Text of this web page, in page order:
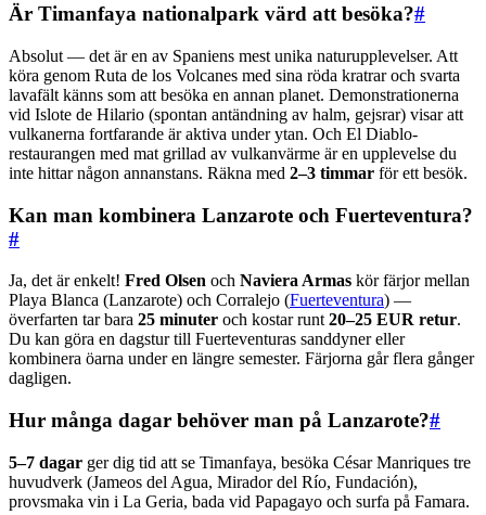
Är Timanfaya nationalpark värd att besöka?#
Absolut — det är en av Spaniens mest unika naturupplevelser. Att
köra genom Ruta de los Volcanes med sina röda kratrar och svarta
lavafält känns som att besöka en annan planet. Demonstrationerna
vid Islote de Hilario (spontan antändning av halm, gejsrar) visar att
vulkanerna fortfarande är aktiva under ytan. Och El Diablo-
restaurangen med mat grillad av vulkanvärme är en upplevelse du
inte hittar någon annanstans. Räkna med 2–3 timmar för ett besök.
Kan man kombinera Lanzarote och Fuerteventura?
#
Ja, det är enkelt! Fred Olsen och Naviera Armas kör färjor mellan
Playa Blanca (Lanzarote) och Corralejo (Fuerteventura) —
överfarten tar bara 25 minuter och kostar runt 20–25 EUR retur.
Du kan göra en dagstur till Fuerteventuras sanddyner eller
kombinera öarna under en längre semester. Färjorna går flera gånger
dagligen.
Hur många dagar behöver man på Lanzarote?#
5–7 dagar ger dig tid att se Timanfaya, besöka César Manriques tre
huvudverk (Jameos del Agua, Mirador del Río, Fundación),
provsmaka vin i La Geria, bada vid Papagayo och surfa på Famara.